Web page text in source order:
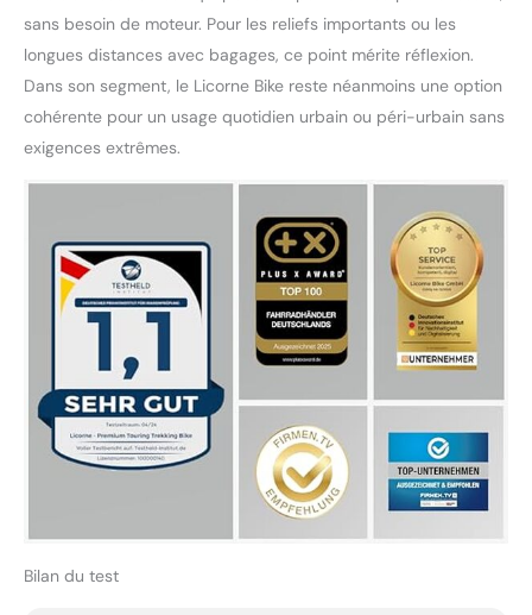
sans besoin de moteur. Pour les reliefs importants ou les
longues distances avec bagages, ce point mérite réflexion.
Dans son segment, le Licorne Bike reste néanmoins une option
cohérente pour un usage quotidien urbain ou péri-urbain sans
exigences extrêmes.
Bilan du test